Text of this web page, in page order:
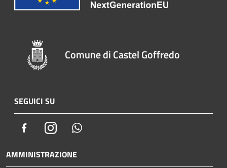
Comune di Castel Goffredo
SEGUICI SU
FacebookInstagram
AMMINISTRAZIONE